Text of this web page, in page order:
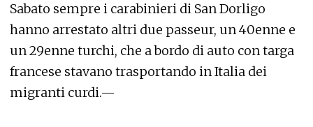
Sabato sempre i carabinieri di San Dorligo
hanno arrestato altri due passeur, un 40enne e
un 29enne turchi, che a bordo di auto con targa
francese stavano trasportando in Italia dei
migranti curdi.—